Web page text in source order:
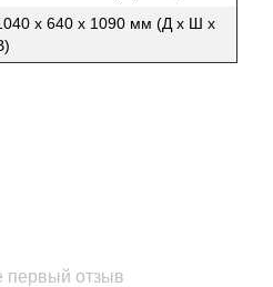
x 640 x 1090 мм (Д x Ш x
первый отзыв